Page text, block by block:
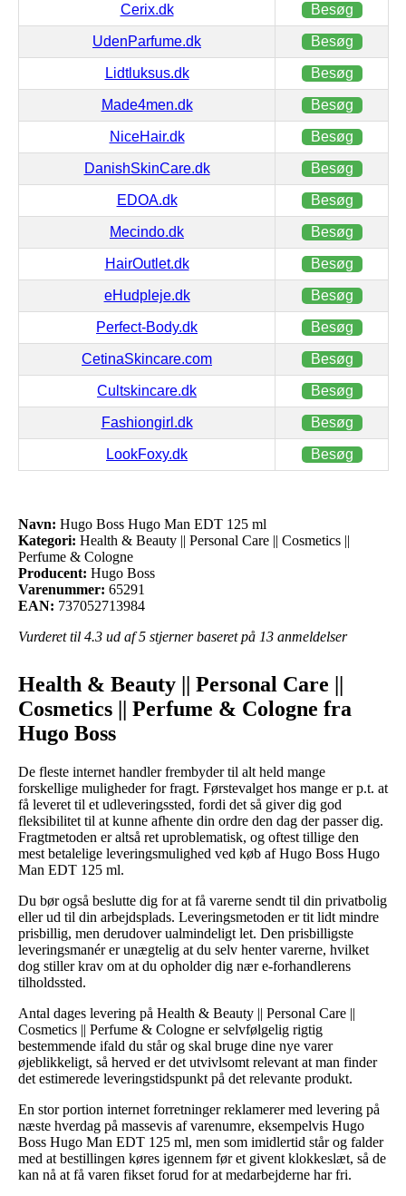
Cerix.dk Besøg
UdenParfume.dk Besøg
Lidtluksus.dk Besøg
Made4men.dk Besøg
NiceHair.dk Besøg
DanishSkinCare.dk Besøg
EDOA.dk Besøg
Mecindo.dk Besøg
HairOutlet.dk Besøg
eHudpleje.dk Besøg
Perfect-Body.dk Besøg
CetinaSkincare.com Besøg
Cultskincare.dk Besøg
Fashiongirl.dk Besøg
LookFoxy.dk Besøg
Navn: Hugo Boss Hugo Man EDT 125 ml
Kategori: Health & Beauty || Personal Care || Cosmetics ||
Perfume & Cologne
Producent: Hugo Boss
Varenummer: 65291
EAN: 737052713984
Vurderet til 4.3 ud af 5 stjerner baseret på 13 anmeldelser
Health & Beauty || Personal Care ||
Cosmetics || Perfume & Cologne fra
Hugo Boss
De fleste internet handler frembyder til alt held mange
forskellige muligheder for fragt. Førstevalget hos mange er p.t. at
få leveret til et udleveringssted, fordi det så giver dig god
fleksibilitet til at kunne afhente din ordre den dag der passer dig.
Fragtmetoden er altså ret uproblematisk, og oftest tillige den
mest betalelige leveringsmulighed ved køb af Hugo Boss Hugo
Man EDT 125 ml.
Du bør også beslutte dig for at få varerne sendt til din privatbolig
eller ud til din arbejdsplads. Leveringsmetoden er tit lidt mindre
prisbillig, men derudover ualmindeligt let. Den prisbilligste
leveringsmanér er unægtelig at du selv henter varerne, hvilket
dog stiller krav om at du opholder dig nær e-forhandlerens
tilholdssted.
Antal dages levering på Health & Beauty || Personal Care ||
Cosmetics || Perfume & Cologne er selvfølgelig rigtig
bestemmende ifald du står og skal bruge dine nye varer
øjeblikkeligt, så herved er det utvivlsomt relevant at man finder
det estimerede leveringstidspunkt på det relevante produkt.
En stor portion internet forretninger reklamerer med levering på
næste hverdag på massevis af varenumre, eksempelvis Hugo
Boss Hugo Man EDT 125 ml, men som imidlertid står og falder
med at bestillingen køres igennem før et givent klokkeslæt, så de
kan nå at få varen fikset forud for at medarbejderne har fri.